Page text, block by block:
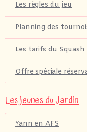
Les règles du jeu
Planning des
Les tarifs du Squash
Offre spéciale
Les jeunes du Jardin
Yann en AFS